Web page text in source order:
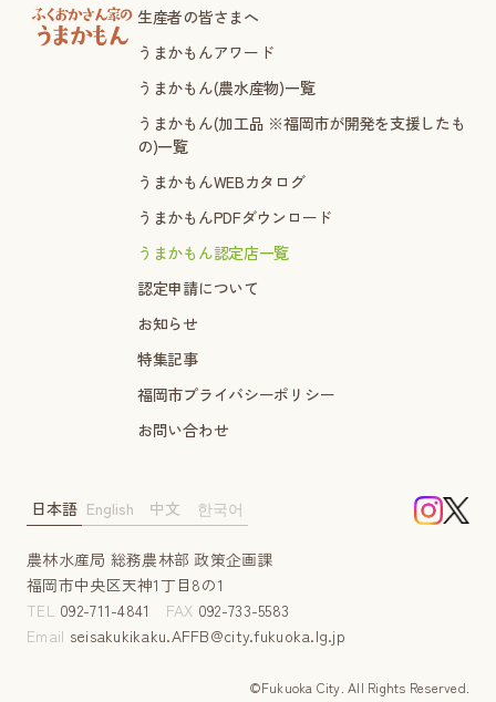
生産者の皆さまへ
うまかもんアワード
うまかもん(農水産物)一覧
うまかもん(加工品 ※福岡市が開発を支援したも
の)一覧
うまかもんWEBカタログ
うまかもんPDFダウンロード
うまかもん認定店一覧
認定申請について
お知らせ
特集記事
福岡市プライバシーポリシー
お問い合わせ
農林水産局 総務農林部 政策企画課
福岡市中央区天神1丁目8の1
TEL 092-711-4841 FAX 092-733-5583
Email seisakukikaku.AFFB@city.fukuoka.lg.jp
©Fukuoka City. AII Rights Reserved.
日本語 English 中文 한국어